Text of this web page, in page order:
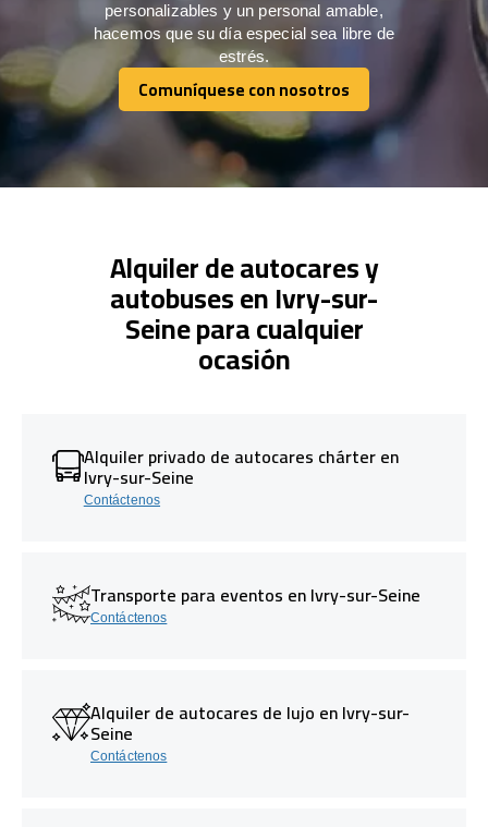
personalizables y un personal amable,
hacemos que su día especial sea libre de
estrés.
Comuníquese con nosotros
Comuníquese con nosotros
Alquiler de autocares y
autobuses en Ivry-sur-
Seine para cualquier
ocasión
Alquiler privado de autocares chárter en
Ivry-sur-Seine
Contáctenos
Transporte para eventos en Ivry-sur-Seine
Contáctenos
Alquiler de autocares de lujo en Ivry-sur-
Seine
Contáctenos